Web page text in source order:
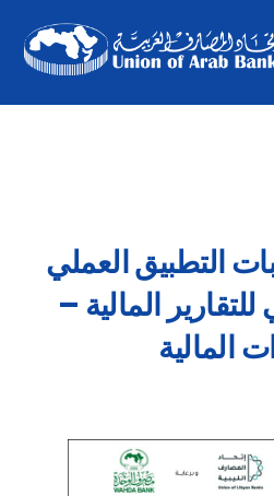
content
التطبيق العملي
المالية –
المالية